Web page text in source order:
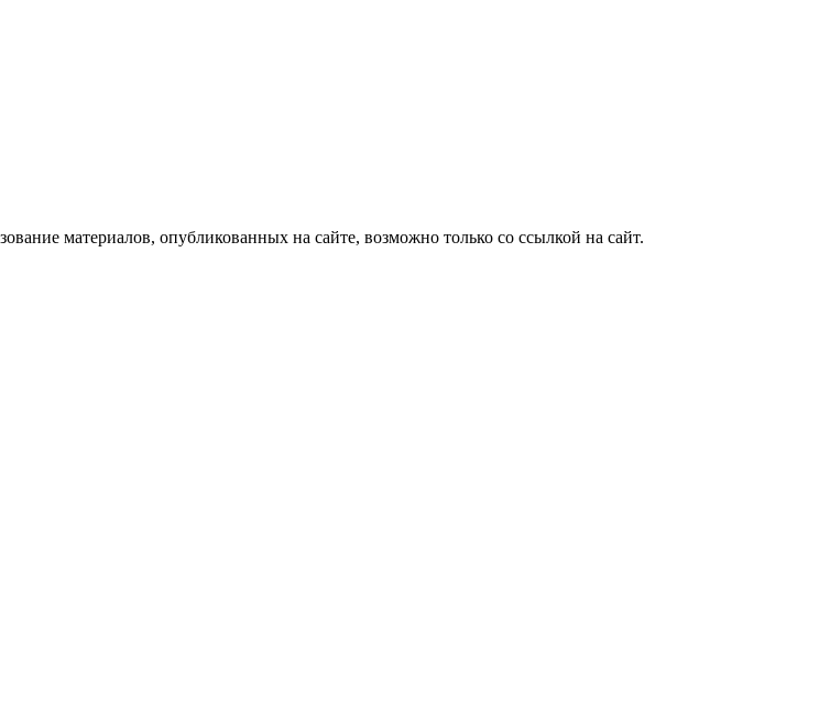
материалов, опубликованных на сайте, возможно только со ссылкой на сайт.